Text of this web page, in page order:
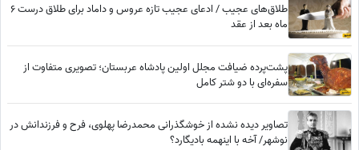
طلاق‌های عجیب / ادعای عجیب تازه عروس و داماد برای طلاق درست 6
ماه بعد از عقد
پشت‌پرده ضیافت مجلل اولین پادشاه عربستان؛ تصویری متفاوت از
سفره‌ای با دو شتر کامل
تصاویر دیده نشده از خوشگذرانی محمدرضا پهلوی، فرح و فرزندانش در
نوشهر/ آخه با اینهمه بادیگارد؟